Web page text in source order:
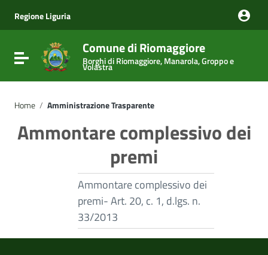
Vai al menu di navigazione
Vai al footer
Regione Liguria
Attiva / disattiva la navigazione
Comune di Riomaggiore
Borghi di Riomaggiore, Manarola, Groppo e
Volastra
Home / Amministrazione Trasparente
Ammontare complessivo dei
premi
Ammontare complessivo dei
premi- Art. 20, c. 1, d.lgs. n.
33/2013